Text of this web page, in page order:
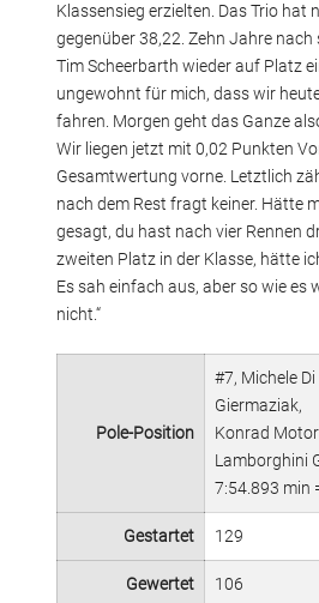
Klassensieg erzielten. Das Trio hat
gegenüber 38,22. Zehn Jahre
Tim Scheerbarth wieder auf Platz
ungewohnt für mich, dass wir
fahren. Morgen geht das Ganze
Wir liegen jetzt mit 0,02 Punkten
Gesamtwertung vorne. Letztlich
nach dem Rest fragt keiner. Hätte
gesagt, du hast nach vier Rennen
zweiten Platz in der Klasse, hätte
Es sah einfach aus, aber so wie es
nicht.“
Pole-Position
#7, Michele
Giermaziak,
Konrad
Lamborghini
7:54.893 min
Gestartet 129
Gewertet 106